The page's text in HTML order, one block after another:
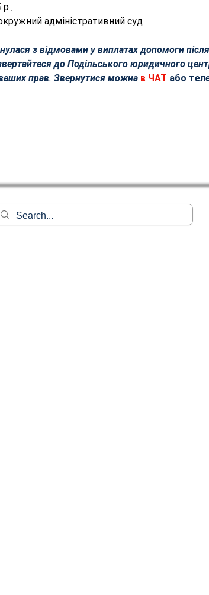
адміністративний суд.
з відмовами у виплатах допомоги
до Подільського юридичного
ваших прав. Звернутися можна в ЧАТ або